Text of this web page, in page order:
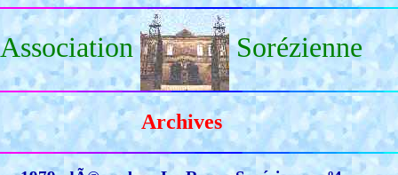
Association Sorézienne
Archives